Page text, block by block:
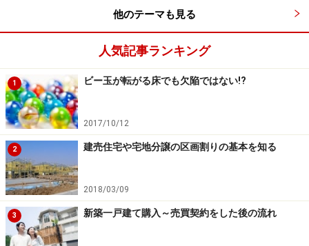
なお、これ以降に説明する分割方法でも同様に隅切りが
設けられることもありますが、図の中では省略していま
す。
また、路地状部分がある敷地について、一般には「旗ざ
お状敷地」などと呼ばれることも多いようですが、
産業者間ではたいてい「敷延」（しきえん＝敷地延長の
略）または「専通」（せんつう＝専用通路の略）といわ
れます（首都圏の場合）。
他のテーマも見る
人気記事ランキング
1 ビー玉が転がる床でも欠陥ではない!?
2017/10/12
2 建売住宅や宅地分譲の区画割りの基本を知る
2018/03/09
3 新築一戸建て購入～売買契約をした後の流れ